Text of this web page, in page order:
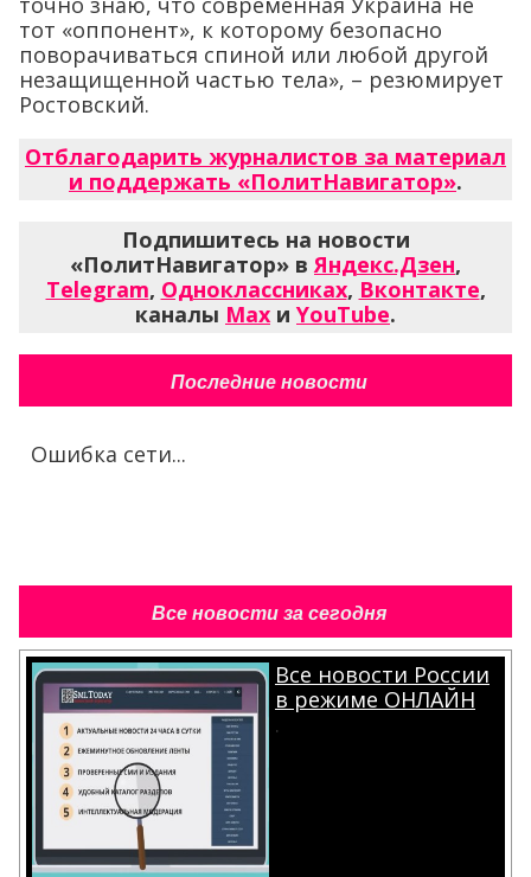
тот «оппонент», к которому безопасно
поворачиваться спиной или любой другой
незащищенной частью тела», – резюмирует
Ростовский.
Отблагодарить журналистов за материал
и поддержать «ПолитНавигатор».
Подпишитесь на новости
«ПолитНавигатор» вЯндекс.Дзен,
Telegram, Одноклассниках, Вконтакте,
каналы Max и YouTube.
Последние новости
Ошибка сети...
Все новости за сегодня
Все новости России
в режиме ОНЛАЙН
.